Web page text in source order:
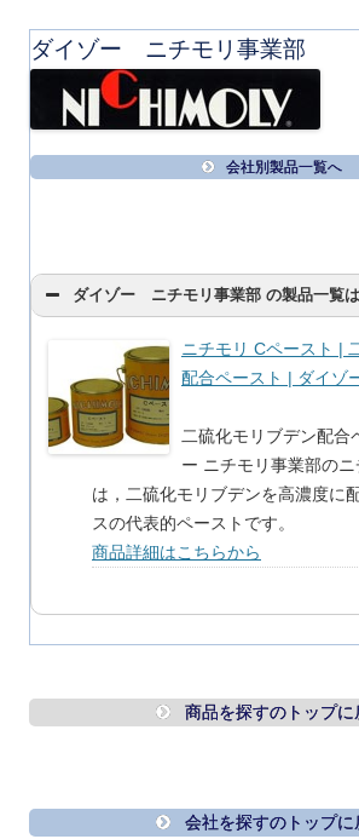
ダイゾー ニチモリ事業部
会社別製品一覧へ
ダイゾー ニチモリ事業部 の製品一覧
ニチモリ Cペースト |
配合ペースト | ダイゾ
二硫化モリブデン配
ー ニチモリ事業部の
は，二硫化モリブデンを高濃度に
スの代表的ペーストです。
商品詳細はこちらから
商品を探すのトップに
会社を探すのトップに